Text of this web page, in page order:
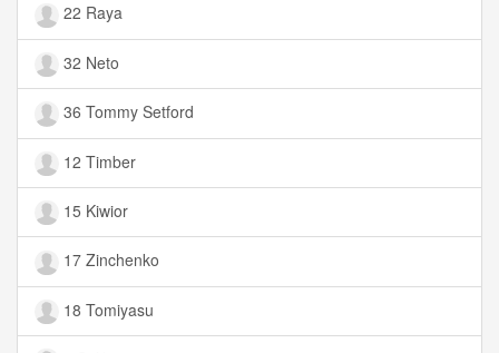
22 Raya
32 Neto
36 Tommy Setford
12 Timber
15 Kiwior
17 Zinchenko
18 Tomiyasu